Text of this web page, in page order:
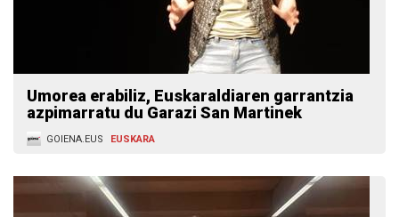
Umorea erabiliz, Euskaraldiaren garrantzia
azpimarratu du Garazi San Martinek
GOIENA.EUS EUSKARA